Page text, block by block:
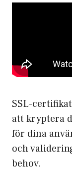
SSL-
att kryptera
för dina
och
behov.